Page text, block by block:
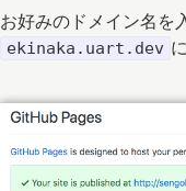
お好みのドメイン名を
ekinaka.uart.dev